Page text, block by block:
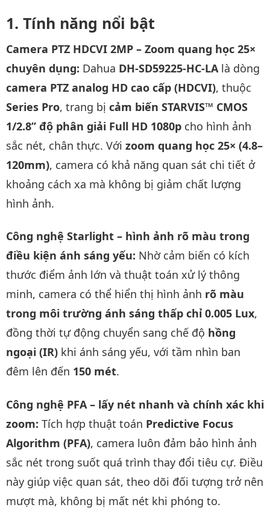
Tính năng nổi bật
Camera PTZ HDCVI 2MP – Zoom quang học 25×
chuyên dụng: Dahua DH-SD59225-HC-LA là dòng
camera PTZ analog HD cao cấp (HDCVI), thuộc
Series Pro, trang bị cảm biến STARVIS™ CMOS
1/2.8” độ phân giải Full HD 1080p cho hình ảnh
sắc nét, chân thực. Với zoom quang học 25× (4.8–
120mm), camera có khả năng quan sát chi tiết ở
khoảng cách xa mà không bị giảm chất lượng
hình ảnh.
Công nghệ Starlight – hình ảnh rõ màu trong
điều kiện ánh sáng yếu: Nhờ cảm biến có kích
thước điểm ảnh lớn và thuật toán xử lý thông
minh, camera có thể hiển thị hình ảnh rõ màu
trong môi trường ánh sáng thấp chỉ 0.005 Lux,
đồng thời tự động chuyển sang chế độ hồng
ngoại (IR) khi ánh sáng yếu, với tầm nhìn ban
đêm lên đến 150 mét.
Công nghệ PFA – lấy nét nhanh và chính xác khi
zoom: Tích hợp thuật toán Predictive Focus
Algorithm (PFA), camera luôn đảm bảo hình ảnh
sắc nét trong suốt quá trình thay đổi tiêu cự. Điều
này giúp việc quan sát, theo dõi đối tượng trở nên
mượt mà, không bị mất nét khi phóng to.